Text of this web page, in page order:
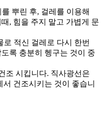
뿌린 후, 걸레를 이용해
, 힘을 주지 말고 가볍게 문
로 적신 걸레로 다시 한번
록 충분히 헹구는 것이 중
조 시킵니다. 직사광선은
건조시키는 것이 좋습니